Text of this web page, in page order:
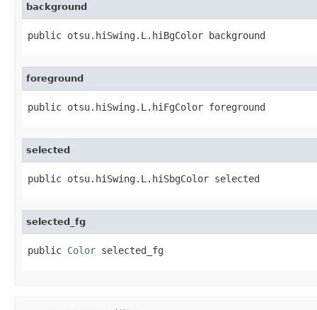
background
public otsu.hiSwing.L.hiBgColor background
foreground
public otsu.hiSwing.L.hiFgColor foreground
selected
public otsu.hiSwing.L.hiSbgColor selected
selected_fg
public Color selected_fg